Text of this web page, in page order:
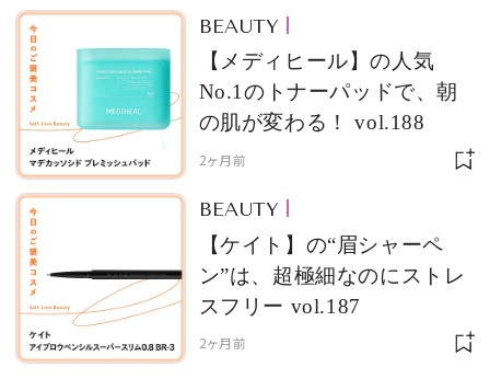
BEAUTY
【メディヒール】の人気
No.1のトナーパッドで、朝
の肌が変わる！ vol.188
2ヶ月前
BEAUTY
【ケイト】の“眉シャーペ
ン”は、超極細なのにストレ
スフリー vol.187
2ヶ月前